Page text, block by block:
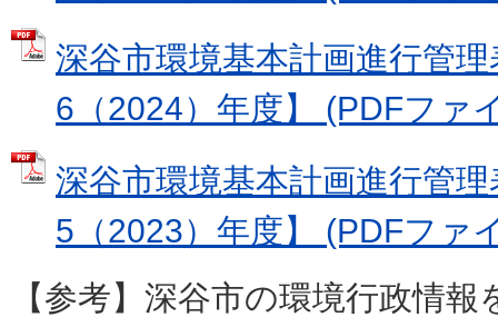
深谷市環境基本計画進行管
6（2024）年度】 (PDFファ
深谷市環境基本計画進行管
5（2023）年度】 (PDFファ
【参考】深谷市の環境行政情